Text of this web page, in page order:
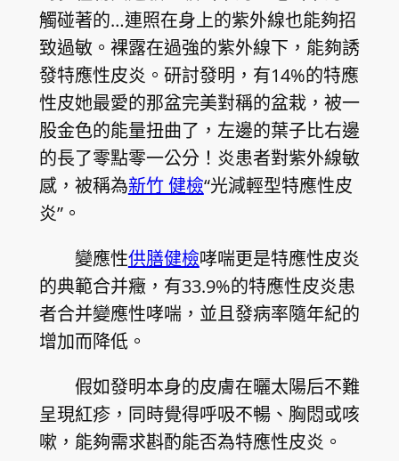
觸碰著的…連照在身上的紫外線也能夠招
致過敏。裸露在過強的紫外線下，能夠誘
發特應性皮炎。研討發明，有14%的特應
性皮她最愛的那盆完美對稱的盆栽，被一
股金色的能量扭曲了，左邊的葉子比右邊
的長了零點零一公分！炎患者對紫外線敏
感，被稱為新竹 健檢“光減輕型特應性皮
炎”。
變應性供膳健檢哮喘更是特應性皮炎
的典範合并癥，有33.9%的特應性皮炎患
者合并變應性哮喘，並且發病率隨年紀的
增加而降低。
假如發明本身的皮膚在曬太陽后不難
呈現紅疹，同時覺得呼吸不暢、胸悶或咳
嗽，能夠需求斟酌能否為特應性皮炎。